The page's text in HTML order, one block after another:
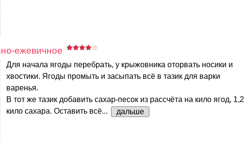
ежевичное
Для начала ягоды перебрать, у крыжовника оторвать носики и
хвостики. Ягоды промыть и засыпать всё в тазик для варки
варенья.
В тот же тазик добавить сахар-песок из рассчёта на кило ягод, 1,2
кило сахара. Оставить всё...
дальше